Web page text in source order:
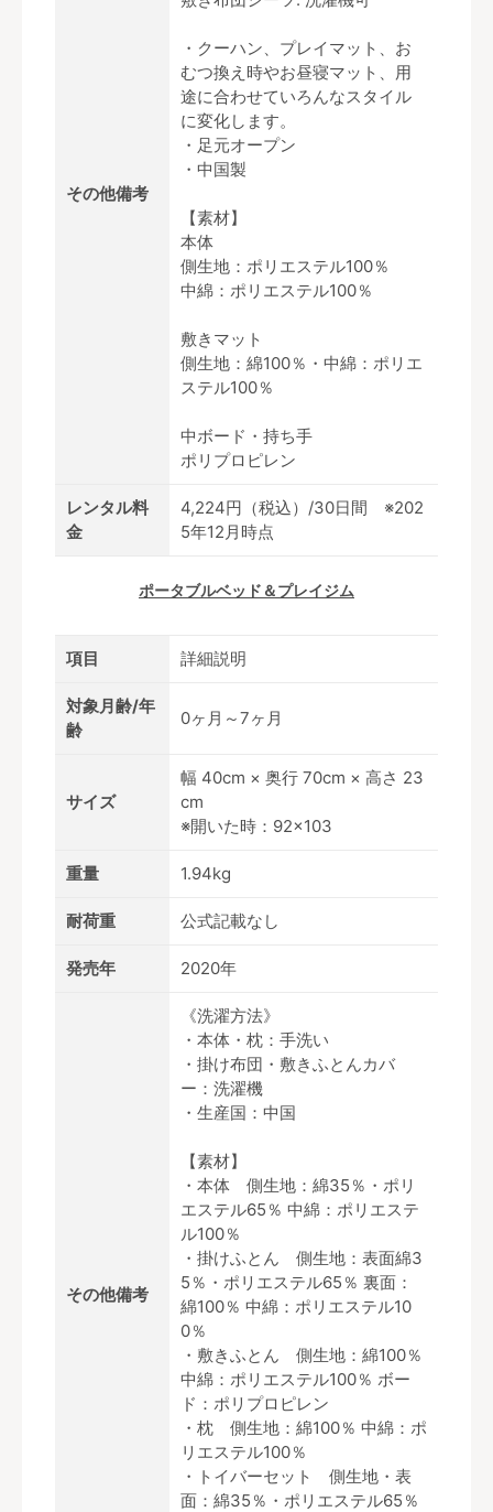
その他備考
・クーハン、プレイマット、お
むつ換え時やお昼寝マット、用
途に合わせていろんなスタイル
に変化します。
・足元オープン
・中国製
【素材】
本体
側生地：ポリエステル100％
中綿：ポリエステル100％
敷きマット
側生地：綿100％・中綿：ポリエ
ステル100％
中ボード・持ち手
ポリプロピレン
レンタル料
金
4,224円（税込）/30日間 ※202
5年12月時点
ポータブルベッド＆プレイジム
項目 詳細説明
対象月齢/年
齢
0ヶ月～7ヶ月
サイズ
幅 40cm × 奥行 70cm × 高さ 23
cm
※開いた時：92×103
重量 1.94kg
耐荷重 公式記載なし
発売年 2020年
その他備考
《洗濯方法》
・本体・枕：手洗い
・掛け布団・敷きふとんカバ
ー：洗濯機
・生産国：中国
【素材】
・本体 側生地：綿35％・ポリ
エステル65％ 中綿：ポリエステ
ル100％
・掛けふとん 側生地：表面綿3
5％・ポリエステル65％ 裏面：
綿100％ 中綿：ポリエステル10
0％
・敷きふとん 側生地：綿100％
中綿：ポリエステル100％ ボー
ド：ポリプロピレン
・枕 側生地：綿100％ 中綿：ポ
リエステル100％
・トイバーセット 側生地・表
面：綿35％・ポリエステル65％